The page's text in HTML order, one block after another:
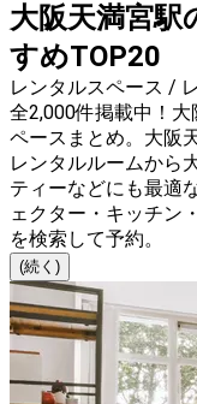
大阪天満宮
すめTOP20
レンタルスペース /
全2,000件掲載中！
ペースまとめ。大阪
レンタルルームから
ティーなどにも最適
ェクター・キッチン
を検索して予約。
(続く)